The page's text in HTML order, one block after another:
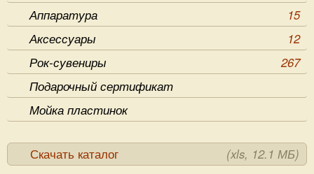
Аппаратура
15
Аксессуары
12
Рок-сувениры
267
Подарочный сертификат
Мойка пластинок
Скачать каталог (xls, 12.1 МБ)